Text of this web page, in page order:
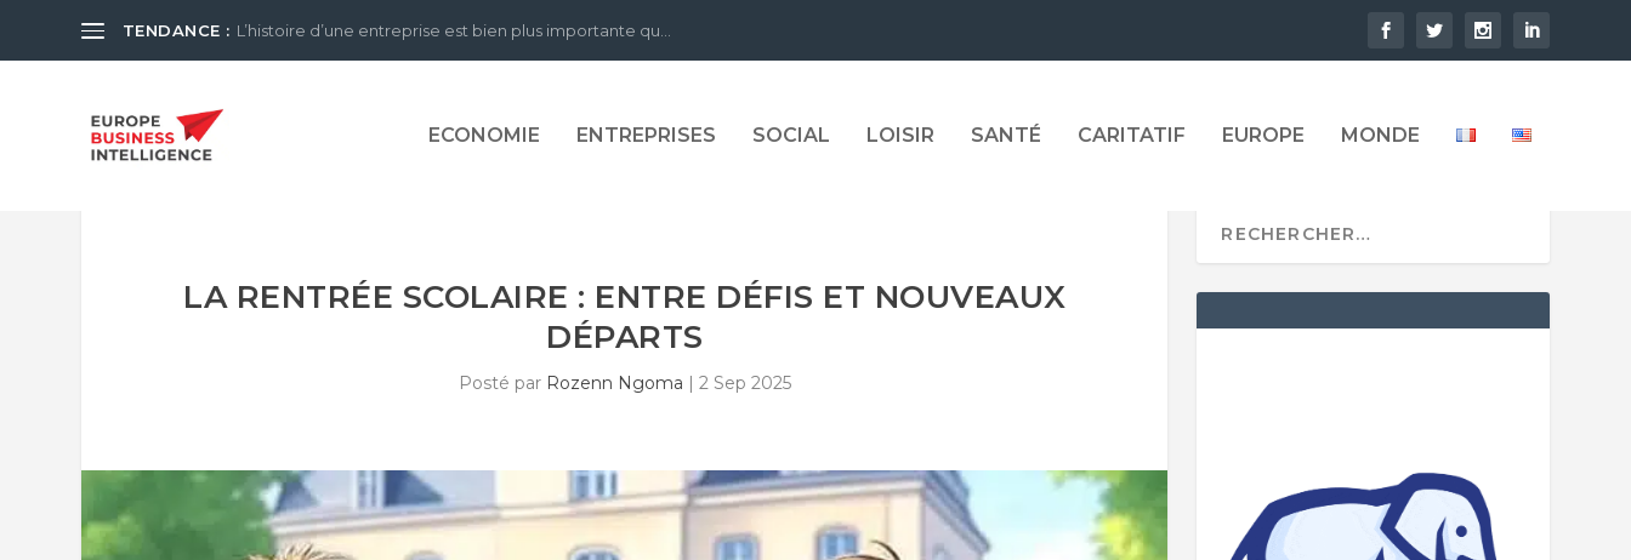
TENDANCE : L’histoire d’une entreprise est bien plus importante qu...
ECONOMIE ENTREPRISES SOCIAL LOISIR SANTÉ CARITATIF EUROPE MONDE
LA RENTRÉE SCOLAIRE : ENTRE DÉFIS ET NOUVEAUX
DÉPARTS
Posté par Rozenn Ngoma | 2 Sep 2025